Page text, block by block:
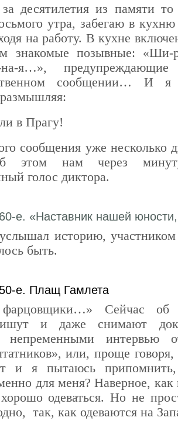
десятилетия из памяти то
утра, забегаю в
на работу. В кухне
знакомые позывные: «Ши-
я…»,
сообщении… И
в Прагу!
сообщения уже
этом нам через
голос диктора.
е. «Наставник нашей
историю,
быть.
е. Плащ Гамлета
Сейчас об
и даже снимают
интервью
или, проще говоря,
и я пытаюсь
для меня? Наверное, как
одеваться. Но не
так, как одеваются на